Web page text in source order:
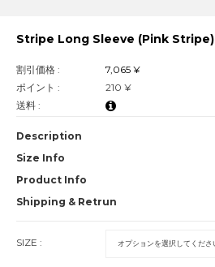
Stripe Long Sleeve (Pink Stripe)
割引価格 :
7,065 ¥
ポイント :
210 ¥
送料 :
Description
Size Info
Product Info
Shipping & Retrun
SIZE :